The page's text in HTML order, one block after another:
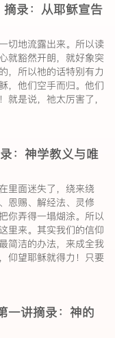
录：从耶稣宣告
切地流露出来。所以读
就豁然开朗，就好象突
，所以祂的话特别有力
，他们空手而归。他们
是说，祂太厉害了，
：神学教义与唯
里面迷失了，绕来绕
恩赐、解经法、灵修
你弄得一塌煳涂。所以
里来。其实我们的信仰
简洁的办法，来成全我
仰望耶稣就得力！只要
一讲摘录：神的